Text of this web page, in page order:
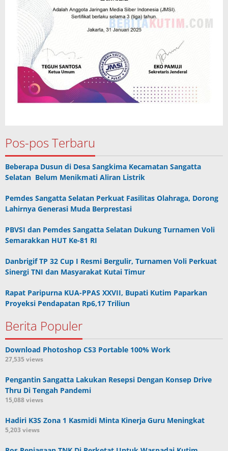
Pos-pos Terbaru
Beberapa Dusun di Desa Sangkima Kecamatan Sangatta
Selatan Belum Menikmati Aliran Listrik
Pemdes Sangatta Selatan Perkuat Fasilitas Olahraga, Dorong
Lahirnya Generasi Muda Berprestasi
PBVSI dan Pemdes Sangatta Selatan Dukung Turnamen Voli
Semarakkan HUT Ke-81 RI
Danbrigif TP 32 Cup I Resmi Bergulir, Turnamen Voli Perkuat
Sinergi TNI dan Masyarakat Kutai Timur
Rapat Paripurna KUA-PPAS XXVII, Bupati Kutim Paparkan
Proyeksi Pendapatan Rp6,17 Triliun
Berita Populer
Download Photoshop CS3 Portable 100% Work
27,535 views
Pengantin Sangatta Lakukan Resepsi Dengan Konsep Drive
Thru Di Tengah Pandemi
15,088 views
Hadiri K3S Zona 1 Kasmidi Minta Kinerja Guru Meningkat
5,203 views